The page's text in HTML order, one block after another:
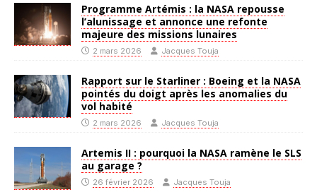
Programme Artémis : la NASA repousse
l’alunissage et annonce une refonte
majeure des missions lunaires
2 mars 2026 Jacques Touja
Rapport sur le Starliner : Boeing et la NASA
pointés du doigt après les anomalies du
vol habité
2 mars 2026 Jacques Touja
Artemis II : pourquoi la NASA ramène le SLS
au garage ?
26 février 2026 Jacques Touja